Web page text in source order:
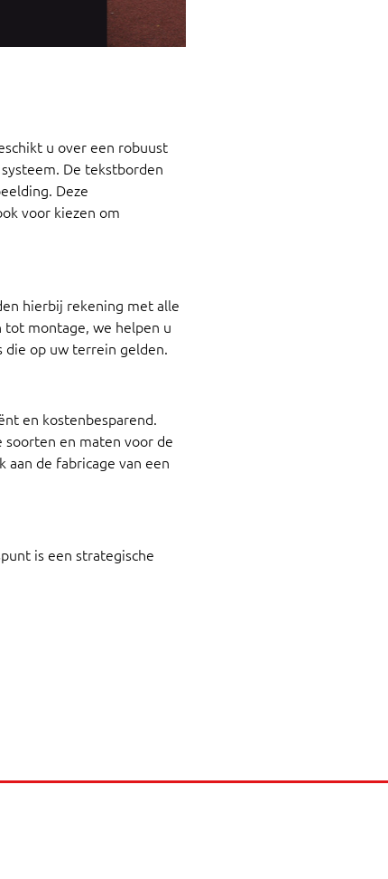
u over een robuust
De tekstborden
Deze
voor kiezen om
hierbij rekening met alle
tot montage, we helpen u
op uw terrein gelden.
en kostenbesparend.
en maten voor de
de fabricage van een
is een strategische